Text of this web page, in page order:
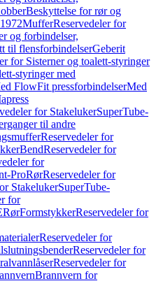
Beskyttelse for rør og
MufferReservedeler for
og forbindelser,
til flensforbindelserGeberit
for Sisterner og toalett-styringer
styringer med
FlowFit pressforbindelserMed
for StakelukerSuperTube-
til andre
Reservedeler for
BendReservedeler for
for
ProRørReservedeler for
StakelukerSuperTube-
for
RørFormstykkerReservedeler for
Reservedeler for
Reservedeler for
Reservedeler for
Brannvern for